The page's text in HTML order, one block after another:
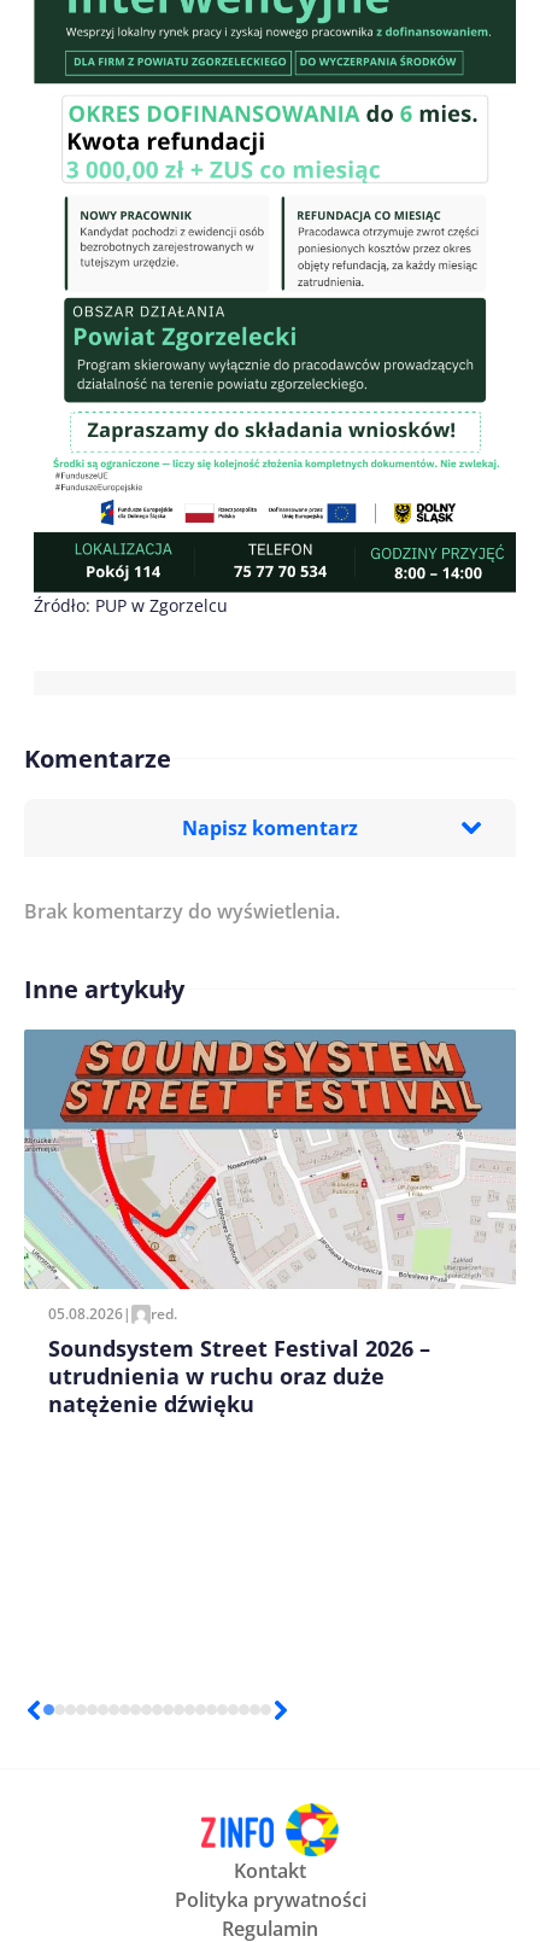
Źródło: PUP w Zgorzelcu
Komentarze
Napisz komentarz
Treść komentarza*
Imię/ Nick*
Zapamiętaj moje dane w tej przeglądarce podczas
pisania kolejnych komentarzy.
Brak komentarzy do wyświetlenia.
Inne artykuły
05.08.2026| red.
Soundsystem Street Festival 2026 –
utrudnienia w ruchu oraz duże
natężenie dźwięku
Kontakt
Polityka prywatności
Regulamin